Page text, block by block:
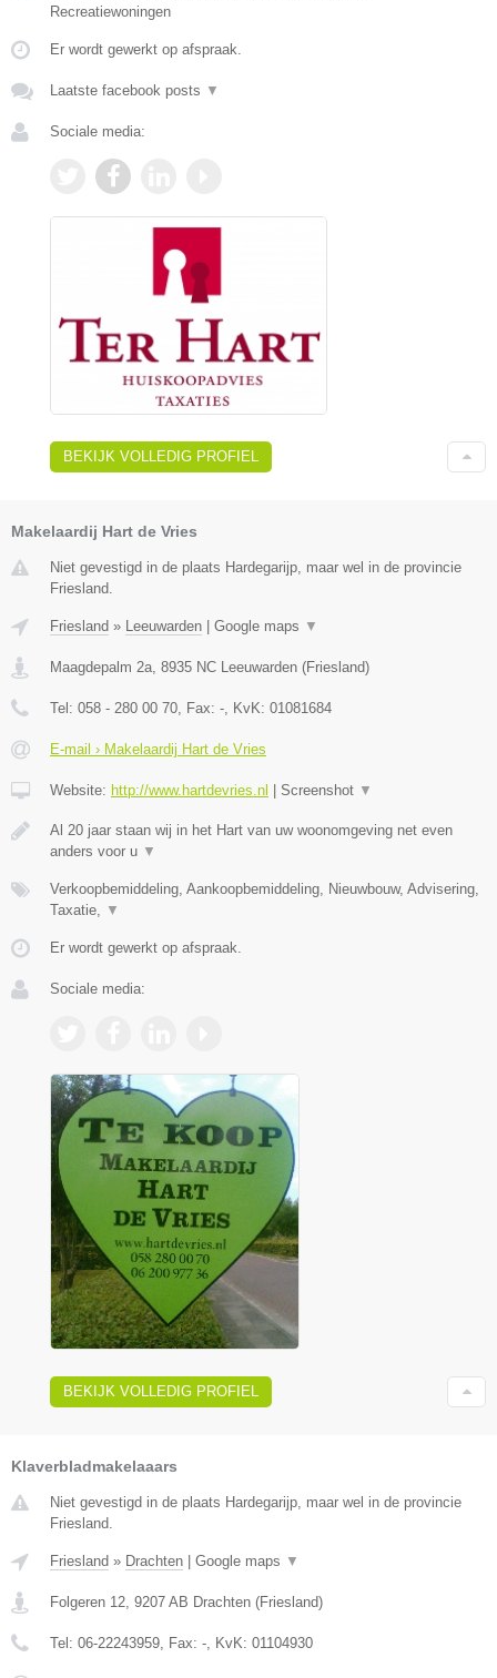
Recreatiewoningen
Er wordt gewerkt op afspraak.
Laatste facebook posts ▼
Sociale media:
BEKIJK VOLLEDIG PROFIEL
Makelaardij Hart de Vries
Niet gevestigd in de plaats Hardegarijp, maar wel in de provincie
Friesland.
Friesland » Leeuwarden | Google maps ▼
Maagdepalm 2a 8935 NC Leeuwarden (Friesland)
Tel: 058 - 280 00 70 , Fax: - , KvK: 01081684
E-mail › Makelaardij Hart de Vries
Website: http://www.hartdevries.nl | Screenshot ▼
Al 20 jaar staan wij in het Hart van uw woonomgeving net even
anders voor u ▼
Verkoopbemiddeling, Aankoopbemiddeling, Nieuwbouw, Advisering,
Taxatie,
▼
Er wordt gewerkt op afspraak.
Sociale media:
BEKIJK VOLLEDIG PROFIEL
Klaverbladmakelaaars
Niet gevestigd in de plaats Hardegarijp, maar wel in de provincie
Friesland.
Friesland » Drachten Google maps ▼
Folgeren 12, 9207 AB Drachten (Friesland)
Tel: 06-22243959, Fax: -, KvK: 01104930